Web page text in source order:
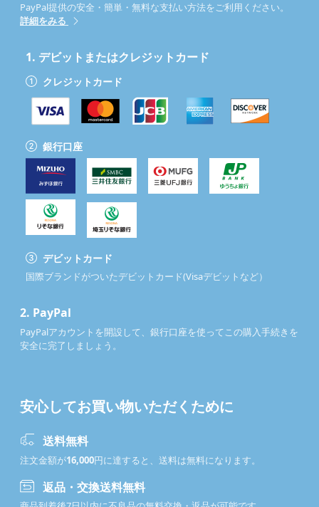
PayPal提供の安全・簡単・無料な支払い方法をご利用ください。
詳細をみる
1. デビットまたはクレジットカード
クレジットカード
銀行口座
デビットカード
国際ブランドがついたデビットカード(Visaデビットなど）
2. PayPal
PayPalアカウントを開設して、銀行口座を使ってこの購入手続きを
安全に完了しましょう。
安心してお買い物いただくために
送料無料
注文金額が16,000円に達すると、送料は無料になります。
返品・交換送料無料